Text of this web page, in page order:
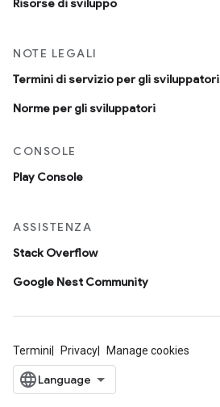
Risorse di sviluppo
NOTE LEGALI
Termini di servizio per gli sviluppatori
Norme per gli sviluppatori
CONSOLE
Play Console
ASSISTENZA
Stack Overflow
Google Nest Community
Termini Privacy Manage cookies